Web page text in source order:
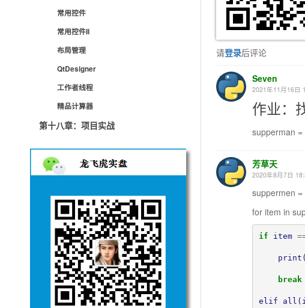
常用控件
常用控件II
布局管理
QtDesigner
工作者线程
精品计算器
第十八章：项目实战
请登录后评论
Seven
2021年11月16日
作业：
supperman
芳草天
2020年8月7日
suppermen =
for item in
if item
print (
break
elif all (